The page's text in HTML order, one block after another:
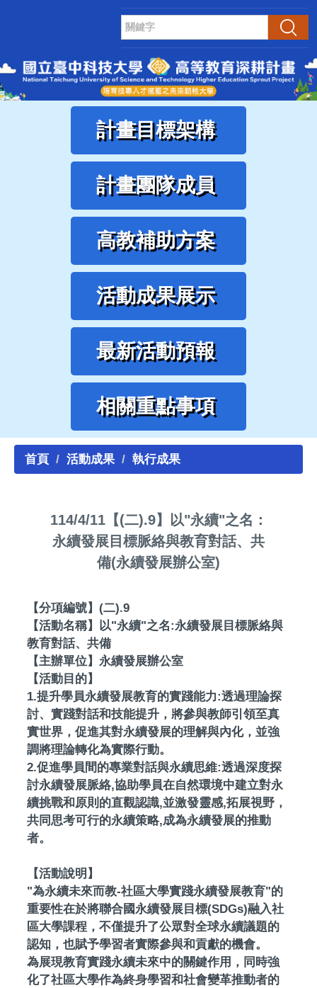
內
區
搜尋
計畫目標架構
計畫團隊成員
高教補助方案
活動成果展示
最新活動預報
相關重點事項
首頁 活動成果 執行成果
114/4/11【(二).9】以"永續"之名：
永續發展目標脈絡與教育對話、共
備(永續發展辦公室)
【分項編號】(二).9
【活動名稱】以"永續"之名:永續發展目標脈絡與
教育對話、共備
【主辦單位】永續發展辦公室
【活動目的】
1.提升學員永續發展教育的實踐能力:透過理論探
討、實踐對話和技能提升，將參與教師引領至真
實世界，促進其對永續發展的理解與內化，並強
調將理論轉化為實際行動。
2.促進學員間的專業對話與永續思維:透過深度探
討永續發展脈絡,協助學員在自然環境中建立對永
續挑戰和原則的直觀認識,並激發靈感,拓展視野，
共同思考可行的永續策略,成為永續發展的推動
者。
【活動說明】
"為永續未來而教-社區大學實踐永續發展教育"的
重要性在於將聯合國永續發展目標(SDGs)融入社
區大學課程，不僅提升了公眾對全球永續議題的
認知，也賦予學習者實際參與和貢獻的機會。
為展現教育實踐永續未來中的關鍵作用，同時強
化了社區大學作為終身學習和社會變革推動者的